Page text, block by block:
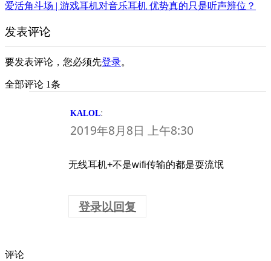
爱活角斗场 | 游戏耳机对音乐耳机 优势真的只是听声辨位？
发表评论
要发表评论，您必须先登录。
全部评论 1条
KALOL:
2019年8月8日 上午8:30
无线耳机+不是wifi传输的都是耍流氓
登录以回复
评论